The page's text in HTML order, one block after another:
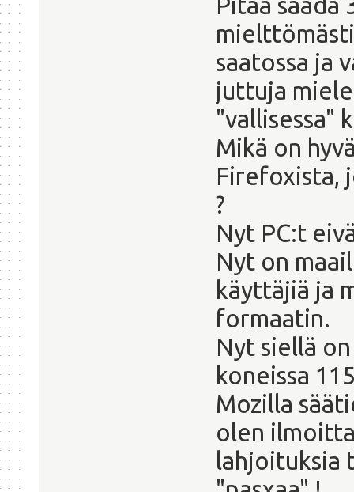
saatossa ja
juttuja
"vallisessa"
Mikä on
Firefoxista,
?
Nyt PC:t
Nyt on
käyttäjiä ja
formaatin.
Nyt siellä
koneissa
Mozilla
olen
lahjoituksia